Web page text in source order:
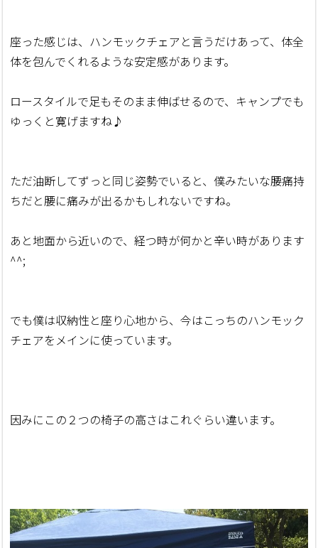
座った感じは、ハンモックチェアと言うだけあって、体全
体を包んでくれるような安定感があります。
ロースタイルで足もそのまま伸ばせるので、キャンプでも
ゆっくと寛げますね♪
ただ油断してずっと同じ姿勢でいると、僕みたいな腰痛持
ちだと腰に痛みが出るかもしれないですね。
あと地面から近いので、経つ時が何かと辛い時があります
^^;
でも僕は収納性と座り心地から、今はこっちのハンモック
チェアをメインに使っています。
因みにこの２つの椅子の高さはこれぐらい違います。